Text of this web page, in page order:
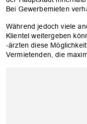
Bei Gewerbemieten
Während jedoch viele
Klientel weitergeben
-ärzten diese
Vermietenden, die